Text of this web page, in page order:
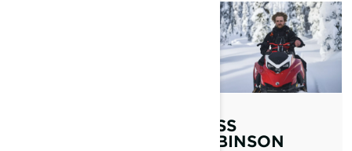
ROSS
ROBINSON